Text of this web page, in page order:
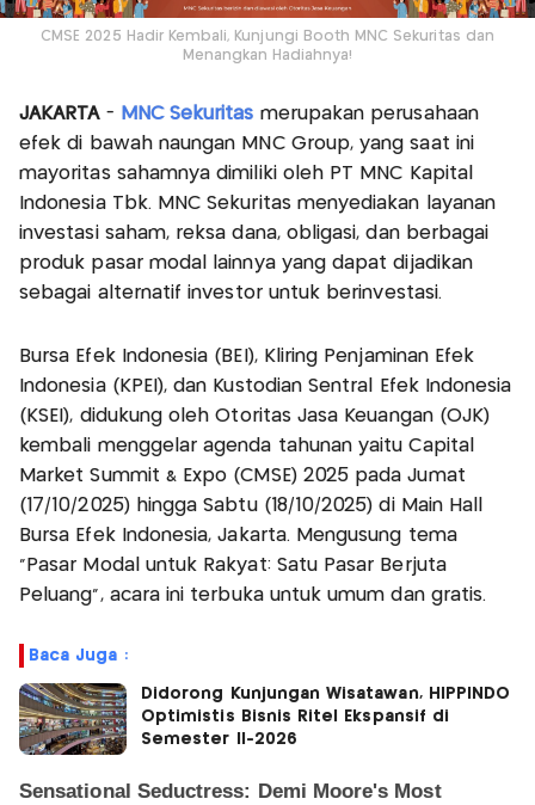
CMSE 2025 Hadir Kembali, Kunjungi Booth MNC Sekuritas dan
Menangkan Hadiahnya!
JAKARTA - MNC Sekuritas merupakan perusahaan
efek di bawah naungan MNC Group, yang saat ini
mayoritas sahamnya dimiliki oleh PT MNC Kapital
Indonesia Tbk. MNC Sekuritas menyediakan layanan
investasi saham, reksa dana, obligasi, dan berbagai
produk pasar modal lainnya yang dapat dijadikan
sebagai alternatif investor untuk berinvestasi.
Bursa Efek Indonesia (BEI), Kliring Penjaminan Efek
Indonesia (KPEI), dan Kustodian Sentral Efek Indonesia
(KSEI), didukung oleh Otoritas Jasa Keuangan (OJK)
kembali menggelar agenda tahunan yaitu Capital
Market Summit & Expo (CMSE) 2025 pada Jumat
(17/10/2025) hingga Sabtu (18/10/2025) di Main Hall
Bursa Efek Indonesia, Jakarta. Mengusung tema
“Pasar Modal untuk Rakyat: Satu Pasar Berjuta
Peluang”, acara ini terbuka untuk umum dan gratis.
Baca Juga :
Didorong Kunjungan Wisatawan, HIPPINDO
Optimistis Bisnis Ritel Ekspansif di
Semester II-2026